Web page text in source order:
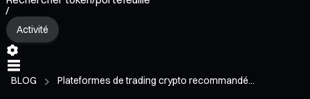
/
Activité
BLOG Plateformes de trading crypto recommandé...